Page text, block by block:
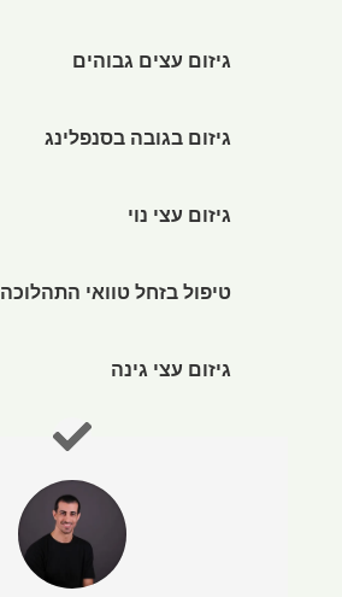
גיזום עצים גבוהים
גיזום בגובה בסנפלינג
גיזום עצי נוי
טיפול בזחל טוואי התהלוכה
גיזום עצי גינה